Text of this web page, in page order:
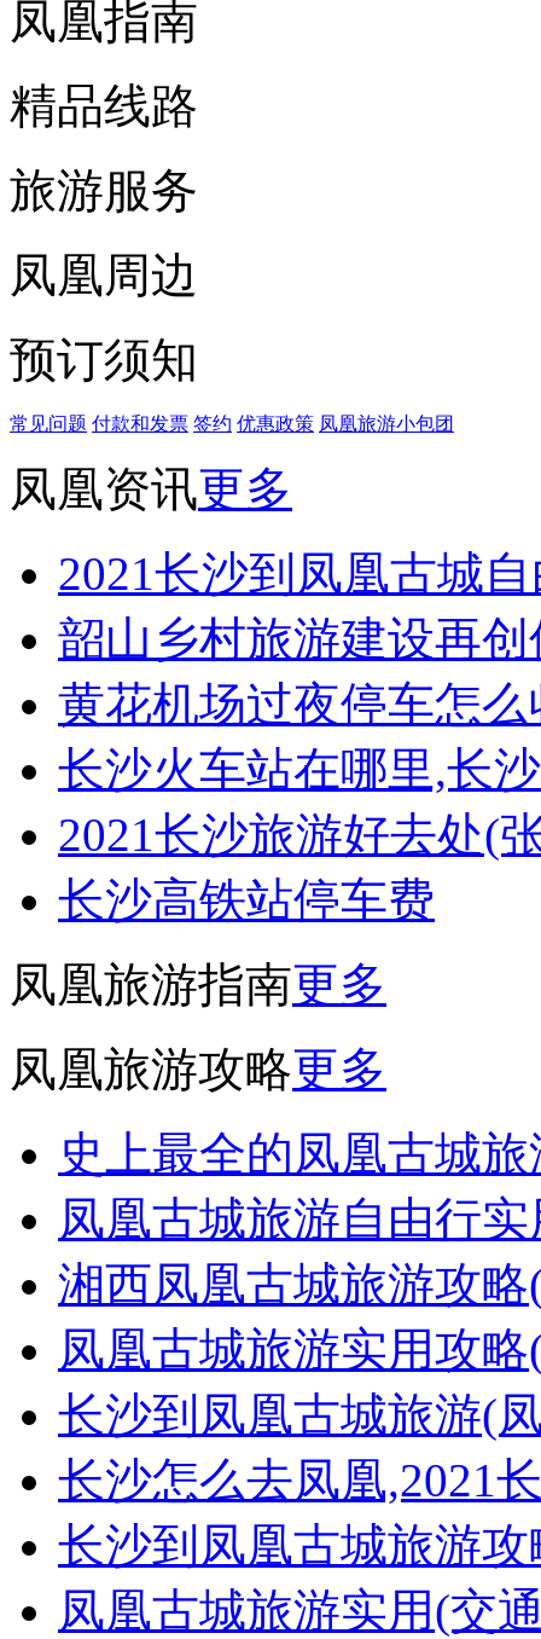
凤凰指南
精品线路
旅游服务
凤凰周边
预订须知
常见问题 付款和发票 签约 优惠政策 凤凰旅游小包团
凤凰资讯更多
2021长沙到凤凰古城
韶山乡村旅游建设再创
黄花机场过夜停车怎么
长沙火车站在哪里,长
2021长沙旅游好去处(
长沙高铁站停车费
凤凰旅游指南更多
凤凰旅游攻略更多
史上最全的凤凰古城
凤凰古城旅游自由行
湘西凤凰古城旅游攻
凤凰古城旅游实用攻
长沙到凤凰古城旅游(
长沙怎么去凤凰,2021
长沙到凤凰古城旅游攻
凤凰古城旅游实用(交